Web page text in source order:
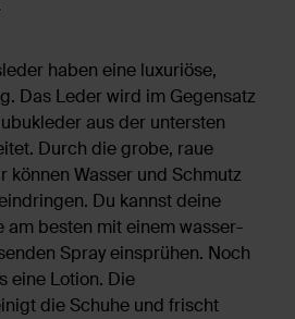
haben eine luxuriöse,
Das Leder wird im Gegensatz
aus der untersten
Durch die grobe, raue
können Wasser und Schmutz
Du kannst deine
am besten mit einem wasser-
Spray einsprühen. Noch
eine Lotion. Die
die Schuhe und frischt